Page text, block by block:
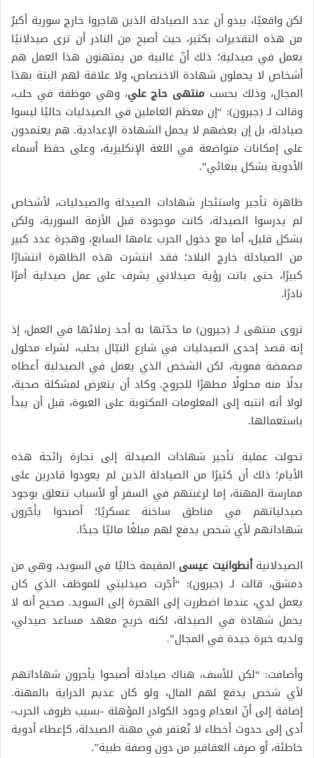
لكن واقعيًا، يبدو أن عدد الصيادلة الذين هاجروا خارج سورية أكبرُ
من هذه التقديرات بكثير، حيث أصبح من النادر أن ترى صيدلانيًا
يعمل في صيدلية؛ ذلك أنّ غالبية من يمتهنون هذا العمل هم
أشخاص لا يحملون شهادة الاختصاص، ولا علاقة لهم البتة بهذا
المجال، وذلك بحسب منتهى حاج علي، وهي موظفة في حلب،
وقالت لـ (جيرون): “إن معظم العاملين في الصيدليات حاليًا ليسوا
صيادلة، بل إن بعضهم لا يحمل الشهادة الإعدادية. هم يعتمدون
على إمكانات متواضعة في اللغة الإنكليزية، وعلى حفظ أسماء
الأدوية بشكل ببغائي”.
ظاهرة تأجير واستئجار شهادات الصيدلة والصيدليات، لأشخاص
لم يدرسوا الصيدلة، كانت موجودة قبل الأزمة السورية، ولكن
بشكل قليل، أما مع دخول الحرب عامها السابع، وهجرة عدد كبير
من الصيادلة خارج البلاد؛ فقد انتشرت هذه الظاهرة انتشارًا
كبيرًا، حتى باتت رؤية صيدلاني يشرف على عمل صيدلية أمرًا
نادرًا.
تروى منتهى لـ (جيرون) ما حدّثها به أحد زملائها في العمل، إذ
إنه قصد إحدى الصيدليات في شارع النيّال بحلب، لشراء محلول
مضمضة فموية، لكن الشخص الذي يعمل في الصيدلية أعطاه
بدلًا منه محلولًا مطهرًا للجروح. وكاد أن يتعرض لمشكلة صحية،
لولا أنه انتبه إلى المعلومات المكتوبة على العبوة، قبل أن يبدأ
باستعمالها.
تحولت عملية تأجير شهادات الصيدلة إلى تجارة رائجة هذه
الأيام؛ ذلك أن كثيرًا من الصيادلة الذين لم يعودوا قادرين على
ممارسة المهنة، إما لرغبتهم في السفر أو لأسباب تتعلق بوجود
صيدلياتهم في مناطق ساخنة عسكريًا؛ أصبحوا يأجّرون
شهاداتهم لأي شخص يدفع لهم مبلغًا ماليًا جيدًا.
الصيدلانيةأنطوانيت عيسى المقيمة حاليًا في السويد، وهي من
دمشق، قالت لـ (جيرون): “أجّرت صيدليتي للموظف الذي كان
يعمل لدي، عندما اضطررت إلى الهجرة إلى السويد. صحيح أنه لا
يحمل شهادة في الصيدلة، لكنه خريج معهد مساعد صيدلي،
ولديه خبرة جيدة في المجال”.
وأضافت: “لكن للأسف، هناك صيادلة أصبحوا يأجرون شهاداتهم
لأي شخص يدفع لهم المال، ولو كان عديم الدراية بالمهنة.
إضافة إلى أنّ انعدام وجود الكوادر المؤهلة -بسبب ظروف الحرب-
أدى إلى حدوث أخطاء لا تُغتفر في مهنة الصيدلة، كإعطاء أدوية
خاطئة، أو صرف العقاقير من دون وصفة طبية”.